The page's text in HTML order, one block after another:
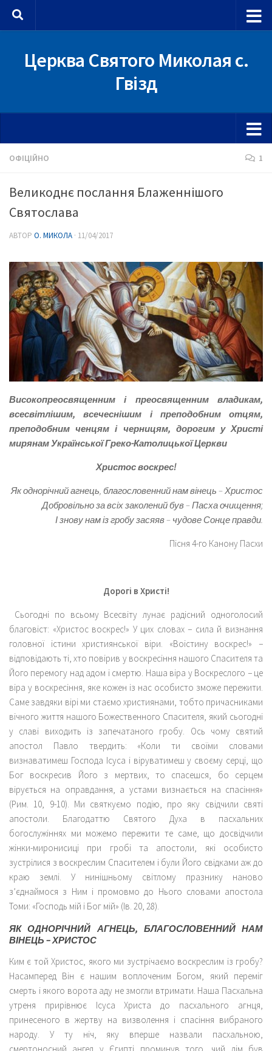
Skip to content
Церква Святого Миколая с.
Гвізд
ОФІЦІЙНО 1
Великоднє послання Блаженнішого
Святослава
АВТОР О. МИКОЛА · 11/04/2017
Високопреосвященним і преосвященним владикам,
всесвітлішим, всечеснішим і преподобним отцям,
преподобним ченцям і черницям, дорогим у Христі
мирянам Української Греко-Католицької Церкви
Христос воскрес!
Як однорічний агнець, благословенний нам вінець – Христос
Добровільно за всіх заколений був – Пасха очищення;
І знову нам із гробу засяяв – чудове Сонце правди.
Пісня 4-го Канону Пасхи
Дорогі в Христі!
Сьогодні по всьому Всесвіту лунає радісний одноголосий
благовіст: «Христос воскрес!» У цих словах − сила й визнання
головної істини християнської віри. «Воістину воскрес!» −
відповідають ті, хто повірив у воскресіння нашого Спасителя та
Його перемогу над адом і смертю. Наша віра у Воскреслого − це
віра у воскресіння, яке кожен із нас особисто зможе пережити.
Саме завдяки вірі ми стаємо християнами, тобто причасниками
вічного життя нашого Божественного Спасителя, який сьогодні
у славі виходить із запечатаного гробу. Ось чому святий
апостол Павло твердить: «Коли ти своїми словами
визнаватимеш Господа Ісуса і віруватимеш у своєму серці, що
Бог воскресив Його з мертвих, то спасешся, бо серцем
вірується на оправдання, а устами визнається на спасіння»
(Рим. 10, 9-10). Ми святкуємо подію, про яку свідчили святі
апостоли. Благодаттю Святого Духа в пасхальних
богослужіннях ми можемо пережити те саме, що досвідчили
жінки-миронисиці при гробі та апостоли, які особисто
зустрілися з воскреслим Спасителем і були Його свідками аж до
краю землі. У нинішньому світлому празнику наново
з’єднаймося з Ним і промовмо до Нього словами апостола
Томи: «Господь мій і Бог мій» (Ів. 20, 28).
ЯК ОДНОРІЧНИЙ АГНЕЦЬ, БЛАГОСЛОВЕННИЙ НАМ
ВІНЕЦЬ – ХРИСТОС
Ким є той Христос, якого ми зустрічаємо воскреслим із гробу?
Насамперед Він є нашим воплоченим Богом, який переміг
смерть і якого ворота аду не змогли втримати. Наша Пасхальна
утреня прирівнює Ісуса Христа до пасхального агнця,
принесеного в жертву на визволення і спасіння вибраного
народу. У ту ніч, яку вперше назвали пасхальною,